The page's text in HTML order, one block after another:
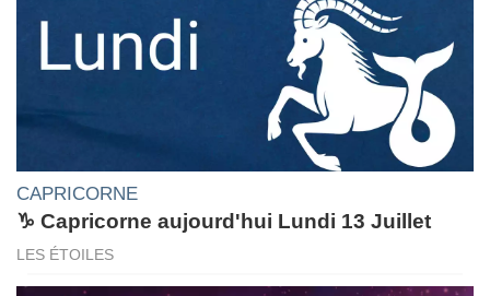
CAPRICORNE
♑ Capricorne aujourd'hui Lundi 13 Juillet
LES ÉTOILES